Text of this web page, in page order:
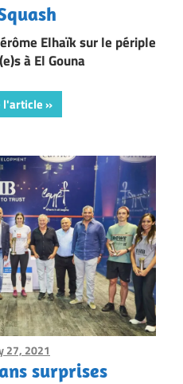
Elhaïk sur le périple
à El Gouna
l'article
27, 2021
surprises